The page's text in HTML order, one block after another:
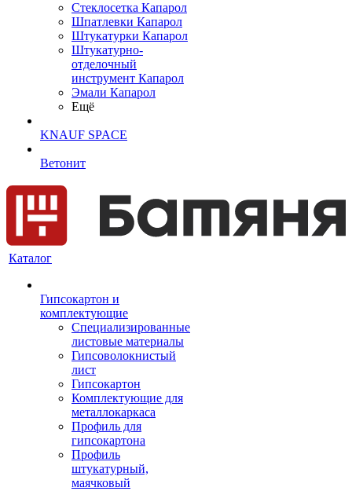
Cтеклосетка Капарол
Шпатлевки Капарол
Штукатурки Капарол
Штукатурно-
отделочный
инструмент Капарол
Эмали Капарол
Ещё
KNAUF SPACE
Ветонит
Каталог
Гипсокартон и
комплектующие
Специализированные
листовые материалы
Гипсоволокнистый
лист
Гипсокартон
Комплектующие для
металлокаркаса
Профиль для
гипсокартона
Профиль
штукатурный,
маячковый